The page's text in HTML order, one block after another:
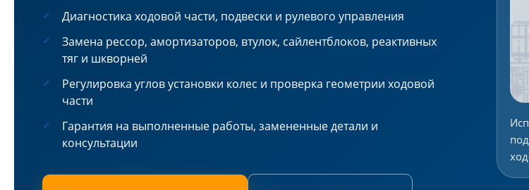
Диагностика ходовой части, подвески и рулевого управления
Замена рессор, амортизаторов, втулок, сайлентблоков, реактивных
тяг и шкворней
Регулировка углов установки колес и проверка геометрии ходовой
части
Гарантия на выполненные работы, замененные детали и
консультации